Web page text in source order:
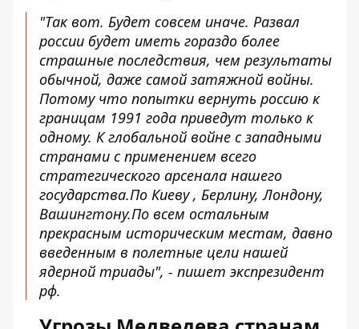
"Так вот. Будет совсем иначе. Развал
россии будет иметь гораздо более
страшные последствия, чем результаты
обычной, даже самой затяжной войны.
Потому что попытки вернуть россию к
границам 1991 года приведут только к
одному. К глобальной войне с западными
странами с применением всего
стратегического арсенала нашего
государства.По Киеву , Берлину, Лондону,
Вашингтону.По всем остальным
прекрасным историческим местам, давно
введенным в полетные цели нашей
ядерной триады", - пишет экспрезидент
рф.